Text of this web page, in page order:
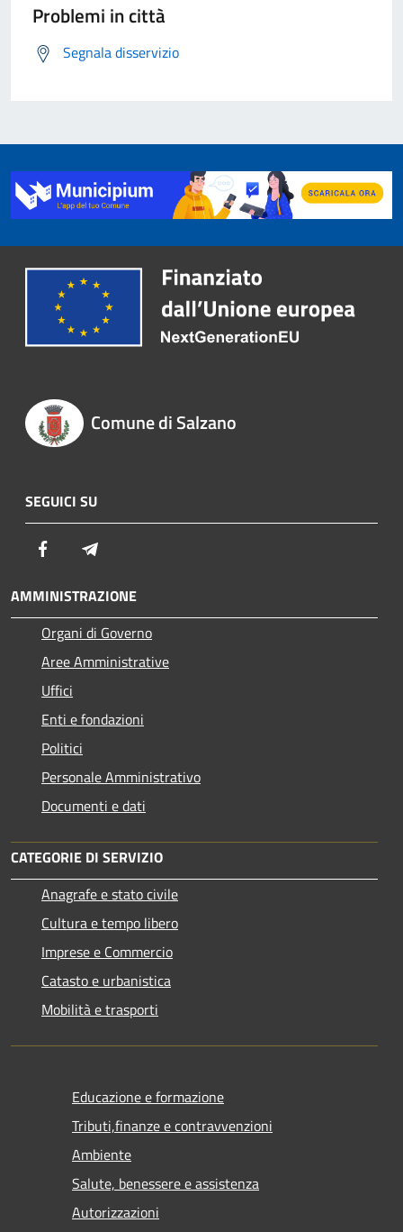
Problemi in città
Segnala disservizio
Comune di Salzano
SEGUICI SU
Facebook
AMMINISTRAZIONE
Organi di Governo
Aree Amministrative
Uffici
Enti e fondazioni
Politici
Personale Amministrativo
Documenti e dati
CATEGORIE DI SERVIZIO
Anagrafe e stato civile
Cultura e tempo libero
Imprese e Commercio
Catasto e urbanistica
Mobilità e trasporti
Educazione e formazione
Tributi,finanze e contravvenzioni
Ambiente
Salute, benessere e assistenza
Autorizzazioni